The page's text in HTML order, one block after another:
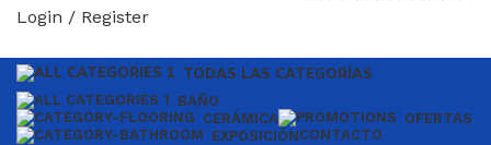
Login / Register
TODAS LAS CATEGORÍAS
BAÑO
CERÁMICA
OFERTAS
EXPOSICIÓNCONTACTO